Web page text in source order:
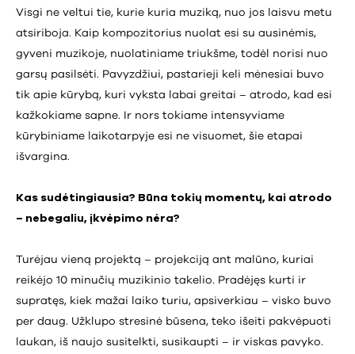
Visgi ne veltui tie, kurie kuria muziką, nuo jos laisvu metu
atsiriboja. Kaip kompozitorius nuolat esi su ausinėmis,
gyveni muzikoje, nuolatiniame triukšme, todėl norisi nuo
garsų pasilsėti. Pavyzdžiui, pastarieji keli mėnesiai buvo
tik apie kūrybą, kuri vyksta labai greitai – atrodo, kad esi
kažkokiame sapne. Ir nors tokiame intensyviame
kūrybiniame laikotarpyje esi ne visuomet, šie etapai
išvargina.
Kas sudėtingiausia? Būna tokių momentų, kai atrodo
– nebegaliu, įkvėpimo nėra?
Turėjau vieną projektą – projekciją ant malūno, kuriai
reikėjo 10 minučių muzikinio takelio. Pradėjęs kurti ir
supratęs, kiek mažai laiko turiu, apsiverkiau – visko buvo
per daug. Užklupo stresinė būsena, teko išeiti pakvėpuoti
laukan, iš naujo susitelkti, susikaupti – ir viskas pavyko.